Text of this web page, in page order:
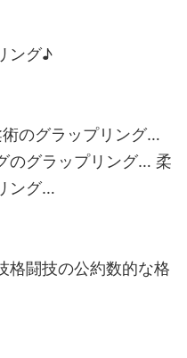
ング♪
のグラップリング…
のグラップリング… 柔
ング…
格闘技の公約数的な格